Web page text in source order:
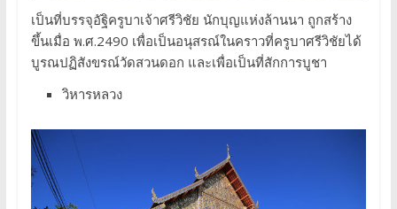
เป็นที่บรรจุอัฐิครูบาเจ้าศรีวิชัย นักบุญแห่งล้านนา ถูกสร้าง
ขึ้นเมื่อ พ.ศ.2490 เพื่อเป็นอนุสรณ์ในคราวที่ครูบาศรีวิชัยได้
บูรณปฏิสังขรณ์วัดสวนดอก และเพื่อเป็นที่สักการบูชา
วิหารหลวง